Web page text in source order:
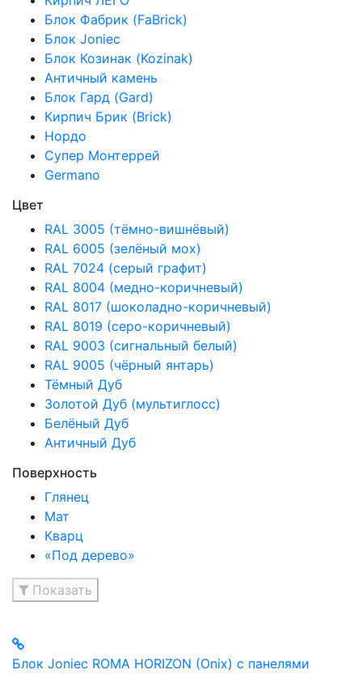
Блок Фабрик (FaBrick)
Блок Joniec
Блок Козинак (Kozinak)
Античный камень
Блок Гард (Gard)
Кирпич Брик (Brick)
Нордо
Супер Монтеррей
Germano
Цвет
RAL 3005 (тёмно-вишнёвый)
RAL 6005 (зелёный мох)
RAL 7024 (cерый графит)
RAL 8004 (медно-коричневый)
RAL 8017 (шоколадно-коричневый)
RAL 8019 (серо-коричневый)
RAL 9003 (сигнальный белый)
RAL 9005 (чёрный янтарь)
Тёмный Дуб
Золотой Дуб (мультиглосс)
Белёный Дуб
Античный Дуб
Поверхность
Глянец
Мат
Кварц
«Под дерево»
Показать
Блок Joniec ROMA HORIZON (Onix) с панелями